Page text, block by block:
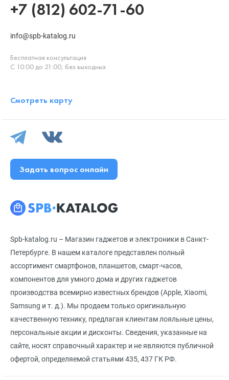
Spb-katalog.ru – Магазин гаджетов и электроники в Санкт-
Петербурге. В нашем каталоге представлен полный
ассортимент смартфонов, планшетов, смарт-часов,
компонентов для умного дома и других гаджетов
производства всемирно известных брендов (Apple, Xiaomi,
Samsung и т. д.). Мы продаем только оригинальную
качественную технику, предлагая клиентам лояльные цены,
персональные акции и дисконты. Сведения, указанные на
сайте, носят справочный характер и не являются публичной
офертой, определяемой статьями 435, 437 ГК РФ.
+7 (812) 602-71-60
info@spb-katalog.ru
Бесплатная консультация
С 10:00 до 21:00, без выходных
Смотреть карту
Задать вопрос онлайн